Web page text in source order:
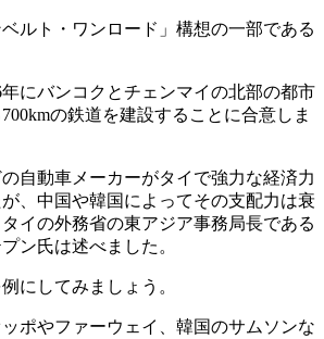
ルト・ワンロード」構想の一部である
年にバンコクとチェンマイの北部の都市
の鉄道を建設することに合意しま
自動車メーカーがタイで強力な経済力
、中国や韓国によってその支配力は衰
イの外務省の東アジア事務局長である
ン氏は述べました。
にしてみましょう。
ポやファーウェイ、韓国のサムソンな